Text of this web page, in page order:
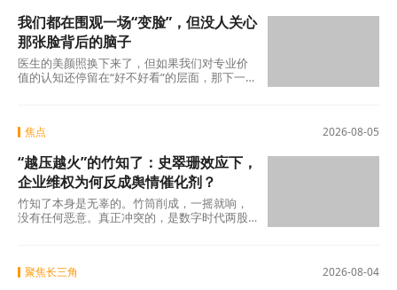
我们都在围观一场“变脸”，但没人关心
那张脸背后的脑子
医生的美颜照换下来了，但如果我们对专业价
值的认知还停留在“好不好看”的层面，那下一
2026-08-05
焦点
“越压越火”的竹知了：史翠珊效应下，
企业维权为何反成舆情催化剂？
竹知了本身是无辜的。竹筒削成，一摇就响，
没有任何恶意。真正冲突的，是数字时代两股
2026-08-04
聚焦长三角